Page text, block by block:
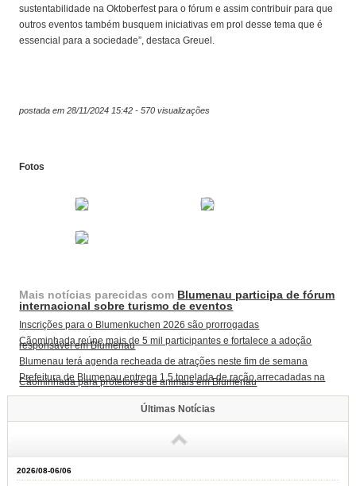
sustentabilidade na Oktoberfest para o fórum e assim contribuir para que
outros eventos também busquem iniciativas em prol desse tema que é
essencial para a sociedade”, destaca Greuel.
postada em 28/11/2024 15:42 - 570 visualizações
Fotos
Mais notícias parecidas com Blumenau participa de fórum
internacional sobre turismo de eventos
Inscrições para o Blumenkuchen 2026 são prorrogadas
Cãominhada reúne mais de 5 mil participantes e fortalece a adoção
responsável em Blumenau
Blumenau terá agenda recheada de atrações neste fim de semana
Prefeitura de Blumenau entrega 1,5 tonelada de ração arrecadadas na
Cãominhada para protetores de animais em Blumenau
Últimas Notícias
2026/08-06/06